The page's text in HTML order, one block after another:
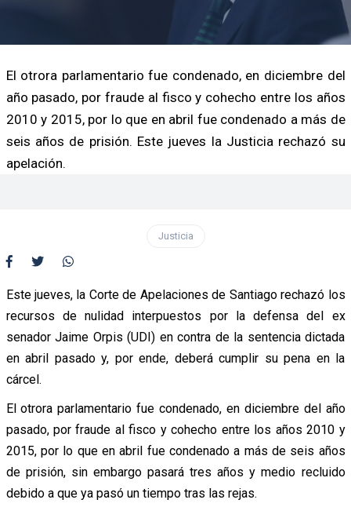
El otrora parlamentario fue condenado, en diciembre del
año pasado, por fraude al fisco y cohecho entre los años
2010 y 2015, por lo que en abril fue condenado a más de
seis años de prisión. Este jueves la Justicia rechazó su
apelación.
Justicia
Este jueves, la Corte de Apelaciones de Santiago rechazó los
recursos de nulidad interpuestos por la defensa del ex
senador Jaime Orpis (UDI) en contra de la sentencia dictada
en abril pasado y, por ende, deberá cumplir su pena en la
cárcel.
El otrora parlamentario fue condenado, en diciembre del año
pasado, por fraude al fisco y cohecho entre los años 2010 y
2015, por lo que en abril fue condenado a más de seis años
de prisión, sin embargo pasará tres años y medio recluido
debido a que ya pasó un tiempo tras las rejas.